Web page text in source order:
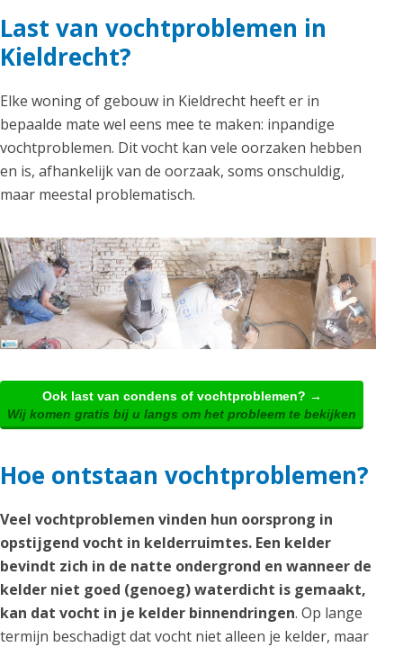
Last van vochtproblemen in
Kieldrecht?
Elke woning of gebouw in Kieldrecht heeft er in
bepaalde mate wel eens mee te maken: inpandige
vochtproblemen. Dit vocht kan vele oorzaken hebben
en is, afhankelijk van de oorzaak, soms onschuldig,
maar meestal problematisch.
Ook last van condens of vochtproblemen? →
Wij komen gratis bij u langs om het probleem te bekijken
Hoe ontstaan vochtproblemen?
Veel vochtproblemen vinden hun oorsprong in
opstijgend vocht in kelderruimtes. Een kelder
bevindt zich in de natte ondergrond en wanneer de
kelder niet goed (genoeg) waterdicht is gemaakt,
kan dat vocht in je kelder binnendringen. Op lange
termijn beschadigt dat vocht niet alleen je kelder, maar